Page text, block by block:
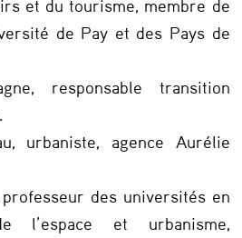
et du tourisme, membre de
de Pay et des Pays de
responsable transition
urbaniste, agence Aurélie
des universités en
l’espace et urbanisme,